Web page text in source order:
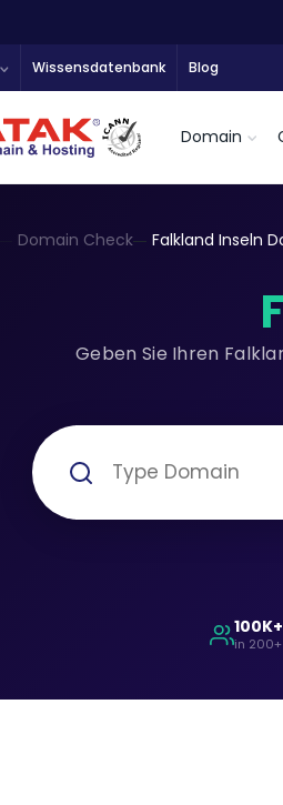
Wissensdatenbank Blog
Domain
Domain Check Falkland Inseln
Geben Sie Ihren
in